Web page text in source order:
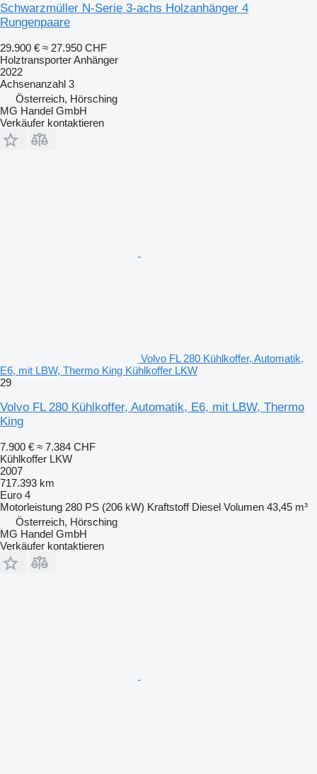
Schwarzmüller N-Serie 3-achs Holzanhänger 4
Rungenpaare
29.900 € ≈ 27.950 CHF
Holztransporter Anhänger
2022
Achsenanzahl 3
Österreich, Hörsching
MG Handel GmbH
Verkäufer kontaktieren
Volvo FL 280 Kühlkoffer, Automatik,
E6, mit LBW, Thermo King Kühlkoffer LKW
29
Volvo FL 280 Kühlkoffer, Automatik, E6, mit LBW, Thermo
King
7.900 € ≈ 7.384 CHF
Kühlkoffer LKW
2007
717.393 km
Euro 4
Motorleistung 280 PS (206 kW) Kraftstoff Diesel Volumen 43,45 m³
Österreich, Hörsching
MG Handel GmbH
Verkäufer kontaktieren